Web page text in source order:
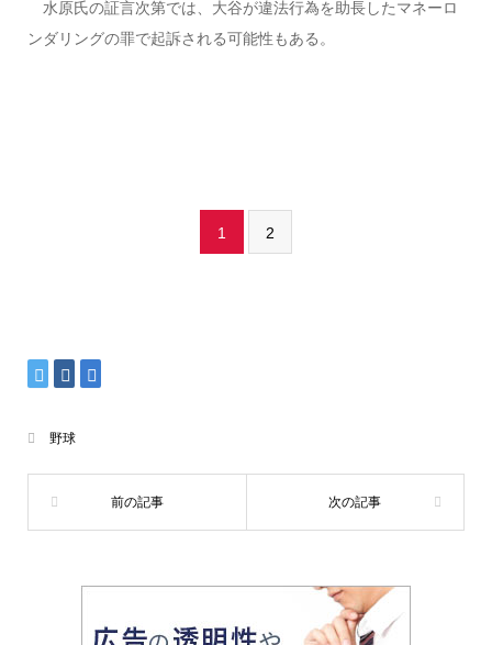
水原氏の証言次第では、大谷が違法行為を助長したマネーロ
ンダリングの罪で起訴される可能性もある。
1 2
野球